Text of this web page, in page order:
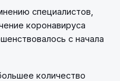
специалистов,
коронавируса
с начала
количество